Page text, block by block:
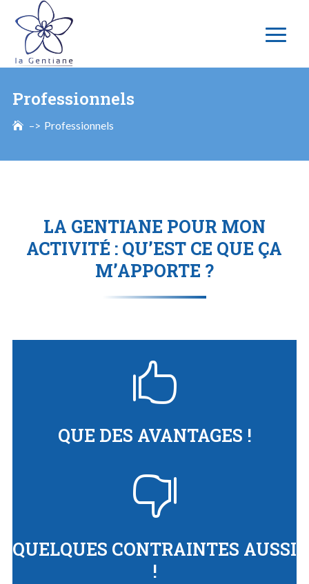
Professionnels
Professionnels
LA GENTIANE POUR MON
ACTIVITÉ : QU’EST CE QUE ÇA
M’APPORTE ?

QUE DES AVANTAGES !

QUELQUES CONTRAINTES AUSSI
!